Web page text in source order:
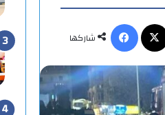
شاركها
ماسنجر